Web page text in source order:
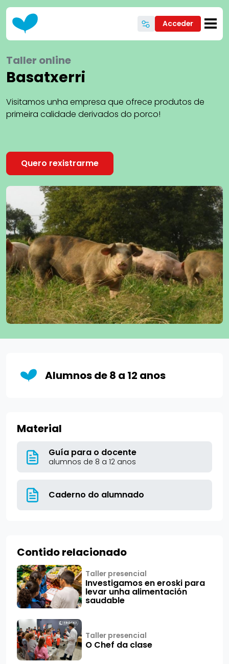
Ir o contido principal
Acceder
Taller online
Basatxerri
Visitamos unha empresa que ofrece produtos de
primeira calidade derivados do porco!
Quero rexistrarme
Alumnos de 8 a 12 anos
Material
Guía para o docente
alumnos de 8 a 12 anos
Caderno do alumnado
Contido relacionado
Taller presencial
Investigamos en eroski para
levar unha alimentación
saudable
Taller presencial
O Chef da clase